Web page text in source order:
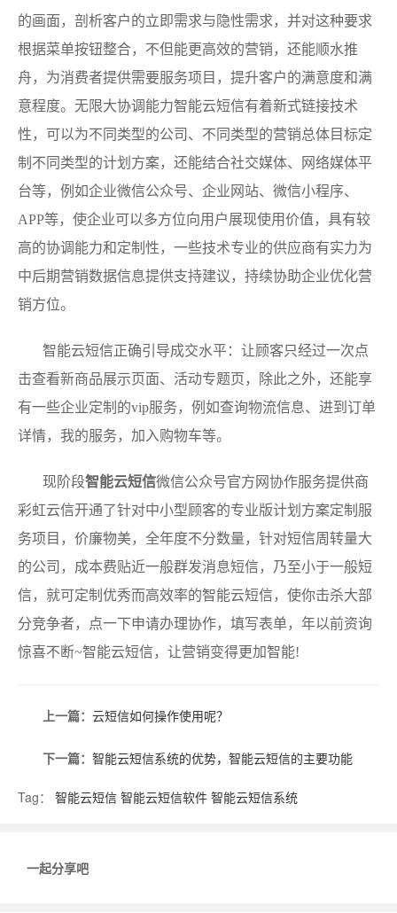
的画面，剖析客户的立即需求与隐性需求，并对这种要求
根据菜单按钮整合，不但能更高效的营销，还能顺水推
舟，为消费者提供需要服务项目，提升客户的满意度和满
意程度。无限大协调能力智能云短信有着新式链接技术
性，可以为不同类型的公司、不同类型的营销总体目标定
制不同类型的计划方案，还能结合社交媒体、网络媒体平
台等，例如企业微信公众号、企业网站、微信小程序、
APP等，使企业可以多方位向用户展现使用价值，具有较
高的协调能力和定制性，一些技术专业的供应商有实力为
中后期营销数据信息提供支持建议，持续协助企业优化营
销方位。
智能云短信正确引导成交水平：让顾客只经过一次点
击查看新商品展示页面、活动专题页，除此之外，还能享
有一些企业定制的vip服务，例如查询物流信息、进到订单
详情，我的服务，加入购物车等。
现阶段智能云短信微信公众号官方网协作服务提供商
彩虹云信开通了针对中小型顾客的专业版计划方案定制服
务项目，价廉物美，全年度不分数量，针对短信周转量大
的公司，成本费贴近一般群发消息短信，乃至小于一般短
信，就可定制优秀而高效率的智能云短信，使你击杀大部
分竞争者，点一下申请办理协作，填写表单，年以前资询
惊喜不断~智能云短信，让营销变得更加智能!
上一篇： 云短信如何操作使用呢？
下一篇： 智能云短信系统的优势，智能云短信的主要功能
Tag： 智能云短信 智能云短信软件 智能云短信系统
一起分享吧